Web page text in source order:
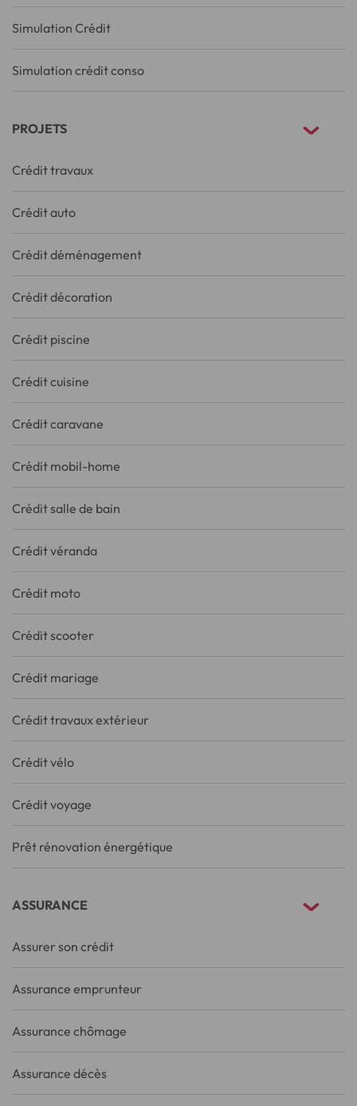
Simulation Crédit
Simulation crédit conso
PROJETS
Crédit travaux
Crédit auto
Crédit déménagement
Crédit décoration
Crédit piscine
Crédit cuisine
Crédit caravane
Crédit mobil-home
Crédit salle de bain
Crédit véranda
Crédit moto
Crédit scooter
Crédit mariage
Crédit travaux extérieur
Crédit vélo
Crédit voyage
Prêt rénovation énergétique
ASSURANCE
Assurer son crédit
Assurance emprunteur
Assurance chômage
Assurance décès